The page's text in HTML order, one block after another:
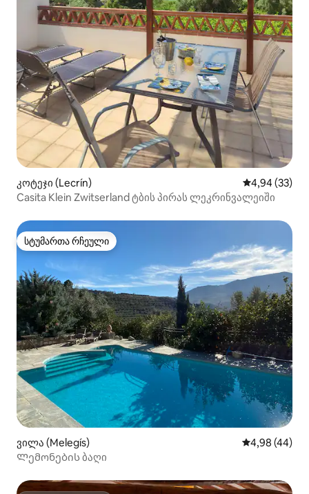
კოტეჯი (Lecrín) საშუალო
4,94 (33)
Casita Klein Zwitserland ტბის პირას ლეკრინვალეიში
სტუმართა რჩეული
სტუმართა რჩეული
ვილა (Melegís) საშუალო
4,98 (44)
Ლემონების ბაღი